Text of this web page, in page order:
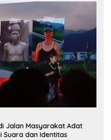
Jalan Masyarakat Adat
Suara dan Identitas